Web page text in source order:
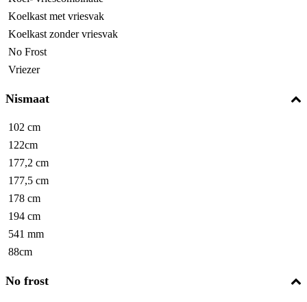
Koelkast met vriesvak
Koelkast zonder vriesvak
No Frost
Vriezer
Nismaat
102 cm
122cm
177,2 cm
177,5 cm
178 cm
194 cm
541 mm
88cm
No frost